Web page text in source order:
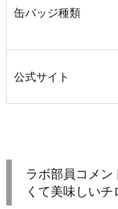
缶バッジ種類
公式サイト
ラボ部員コメ
くて美味しい